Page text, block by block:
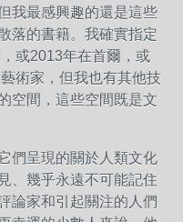
我最感興趣的還是這些
落的書籍。我確實指定
或2013年在首爾，或
術家，但我也有其他技
空間，這些空間既是文
們呈現的關於人類文化
、幾乎永遠不可能記住
論家和引起關注的人們